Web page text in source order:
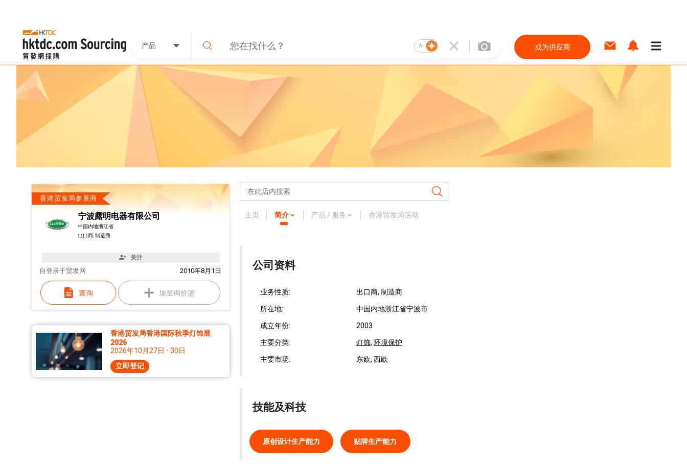
产品 AI 成为供应商
香港贸发局参展商
宁波露明电器有限公司
中国内地浙江省
出口商, 制造商
关注
自 2010年8月1日
登录于贸发网
查询 加至询价篮
香港贸发局香港国际秋季灯饰展
2026
2026年10月27日 - 30日
立即登记
主页 简介 产品 / 服务 香港贸发局活动
公司资料
业务性质: 出口商, 制造商
所在地: 中国内地浙江省宁波市
成立年份: 2003
主要分类: 灯饰, 环境保护
主要市场: 东欧, 西欧
技能及科技
原创设计生产能力 贴牌生产能力